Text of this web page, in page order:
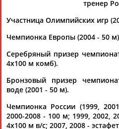
АБАРЕНОВ
Тамилла
АБАСОВА
Флюра
БУЛАТОВА
тренер
Участница Олимпийских игр
Чемпионка Европы (2004 - 50
Серебряный призер
4х100 м комб).
Бронзовый призер
воде (2001 - 50 м).
Чемпионка России (1999,
2000-2008 - 100 м; 1999, 2002,
4х100 м в/с; 2007, 2008 -